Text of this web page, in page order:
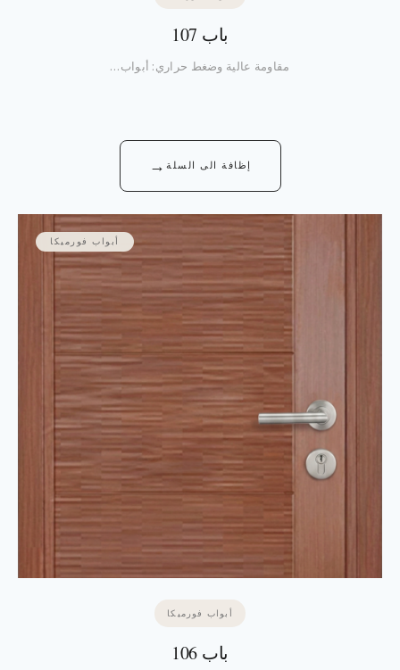
باب 107
مقاومة عالية وضغط حراري: أبواب…
إظافة الى السلة →
أبواب فورميكا
أبواب فورميكا
باب 106